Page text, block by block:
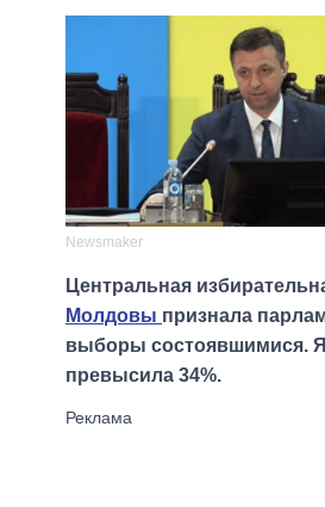
Newsmaker
Центральная
Молдовы признала
выборы состоявшимися.
превысила 34%.